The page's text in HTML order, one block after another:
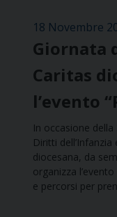
18 Novembre
Giornata
Caritas
l’evento
In occasione
Diritti dell’Infanzia
diocesana, da
organizza
e percorsi per